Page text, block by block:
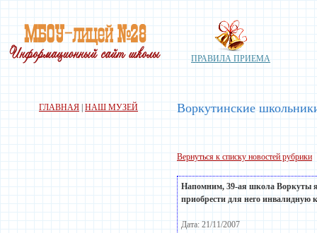
ПРАВИЛА ПРИЕМА
ГЛАВНАЯ НАШ МУЗЕЙ Воркутинские
Вернуться к списку новостей рубрики
Напомним, 39-аяшкола Воркуты
приобрести для него инвалидную
Дата: 21/11/2007